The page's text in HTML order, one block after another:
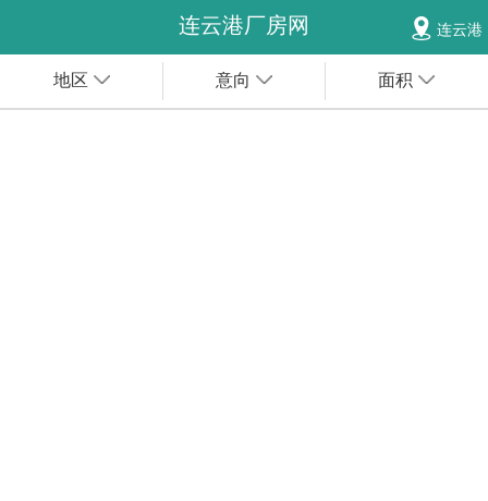
连云港厂房网 连云港
地区 意向 面积